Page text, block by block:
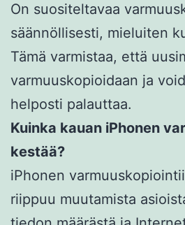
On suositeltavaa
säännöllisesti, mieluiten
Tämä varmistaa, että
varmuuskopioidaan ja
helposti palauttaa.
Kuinka kauan iPhonen
kestää?
iPhonen
riippuu muutamista